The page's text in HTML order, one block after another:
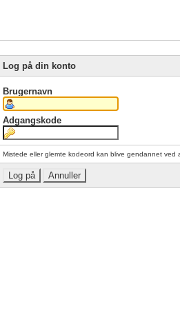
Log på din konto
Brugernavn
Adgangskode
Mistede eller glemte kodeord kan blive gendannet ved